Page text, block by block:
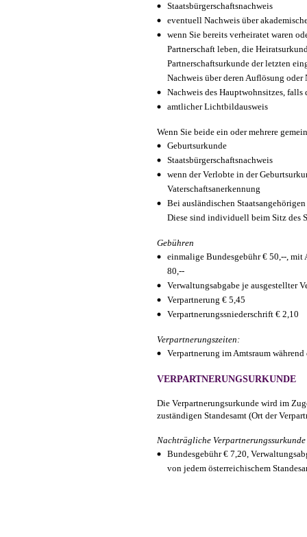
Staatsbürgerschaftsnachweis
eventuell Nachweis über
wenn Sie bereits verheiratet waren
Partnerschaft leben, die
Partnerschaftsurkunde der letzten
Nachweis über deren Auflösung
Nachweis des Hauptwohnsitzes,
amtlicher Lichtbildausweis
Wenn Sie beide ein oder mehrere
Geburtsurkunde
Staatsbürgerschaftsnachweis
wenn der Verlobte in der
Vaterschaftsanerkennung
Bei ausländischen
Diese sind individuell beim Sitz des
Gebühren
einmalige Bundesgebühr € 50,--, mit
80,--
Verwaltungsabgabe je ausgestellter
Verpartnerung € 5,45
Verpartnerungssniederschrift € 2,10
Verpartnerungszeiten:
Verpartnerung im Amtsraum
VERPARTNERUNGSURKUNDE
Die Verpartnerungsurkunde wird im
zuständigen Standesamt (Ort der
Nachträgliche Verpartnerungssurkunde
Bundesgebühr € 7,20,
von jedem österreichischem